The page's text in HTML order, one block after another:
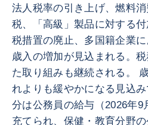
法人税率の引き上げ、燃料
税、「高級」製品に対する
税措置の廃止、多国籍企業に
歳入の増加が見込まれる。
た取り組みも継続される。
れよりも緩やかになる見込
分は公務員の給与（2026年9
充てられ、保健・教育分野の